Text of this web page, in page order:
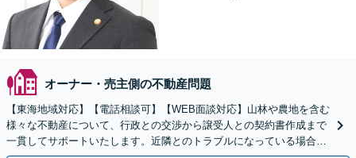
オーナー・売主側の不動産問題
【東海地域対応】【電話相談可】【WEB面談対応】山林や農地を含む
様々な不動産について、行政との交渉から譲受人との契約書作成まで
一貫してサポートいたします。近隣とのトラブルになっている場合